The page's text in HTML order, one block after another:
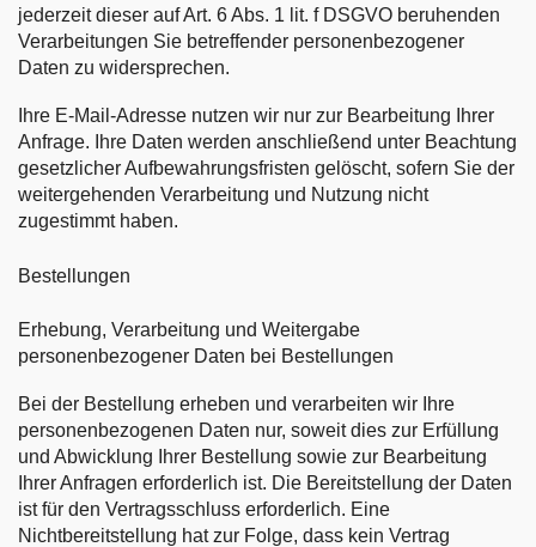
jederzeit dieser auf Art. 6 Abs. 1 lit. f DSGVO beruhenden
Verarbeitungen Sie betreffender personenbezogener
Daten zu widersprechen.
Ihre E-Mail-Adresse nutzen wir nur zur Bearbeitung Ihrer
Anfrage. Ihre Daten werden anschließend unter Beachtung
gesetzlicher Aufbewahrungsfristen gelöscht, sofern Sie der
weitergehenden Verarbeitung und Nutzung nicht
zugestimmt haben.
Bestellungen
Erhebung, Verarbeitung und Weitergabe
personenbezogener Daten bei Bestellungen
Bei der Bestellung erheben und verarbeiten wir Ihre
personenbezogenen Daten nur, soweit dies zur Erfüllung
und Abwicklung Ihrer Bestellung sowie zur Bearbeitung
Ihrer Anfragen erforderlich ist. Die Bereitstellung der Daten
ist für den Vertragsschluss erforderlich. Eine
Nichtbereitstellung hat zur Folge, dass kein Vertrag